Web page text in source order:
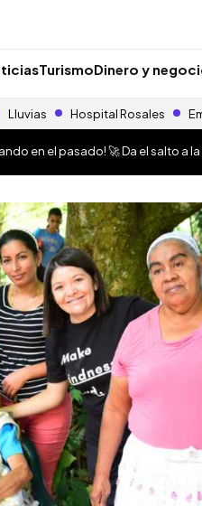
TurismoDinero y
Lluvias Hospital Rosales
en el pasado! 🚀 Da el salto a